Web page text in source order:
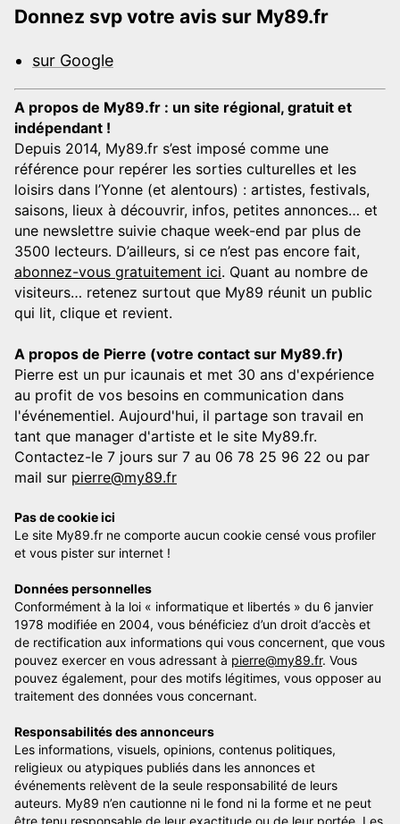
Donnez svp votre avis sur My89.fr
sur Google
A propos de My89.fr : un site régional, gratuit et
indépendant !
Depuis 2014, My89.fr s’est imposé comme une
référence pour repérer les sorties culturelles et les
loisirs dans l’Yonne (et alentours) : artistes, festivals,
saisons, lieux à découvrir, infos, petites annonces… et
une newslettre suivie chaque week-end par plus de
3500 lecteurs. D’ailleurs, si ce n’est pas encore fait,
abonnez-vous gratuitement ici. Quant au nombre de
visiteurs… retenez surtout que My89 réunit un public
qui lit, clique et revient.
A propos de Pierre (votre contact sur My89.fr)
Pierre est un pur icaunais et met 30 ans d'expérience
au profit de vos besoins en communication dans
l'événementiel. Aujourd'hui, il partage son travail en
tant que manager d'artiste et le site My89.fr.
Contactez-le 7 jours sur 7 au 06 78 25 96 22 ou par
mail sur pierre@my89.fr
Pas de cookie ici
Le site My89.fr ne comporte aucun cookie censé vous profiler
et vous pister sur internet !
Données personnelles
Conformément à la loi « informatique et libertés » du 6 janvier
1978 modifiée en 2004, vous bénéficiez d’un droit d’accès et
de rectification aux informations qui vous concernent, que vous
pouvez exercer en vous adressant à pierre@my89.fr. Vous
pouvez également, pour des motifs légitimes, vous opposer au
traitement des données vous concernant.
Responsabilités des annonceurs
Les informations, visuels, opinions, contenus politiques,
religieux ou atypiques publiés dans les annonces et
événements relèvent de la seule responsabilité de leurs
auteurs. My89 n’en cautionne ni le fond ni la forme et ne peut
être tenu responsable de leur exactitude ou de leur portée. Les